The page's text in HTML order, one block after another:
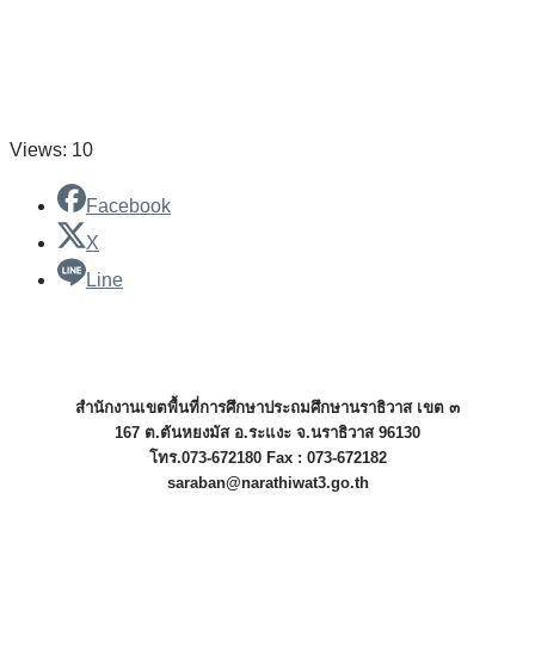
Views: 10
Facebook
X
Line
สำนักงานเขตพื้นที่การศึกษาประถมศึกษานราธิวาส เขต ๓
167 ต.ตันหยงมัส อ.ระแงะ จ.นราธิวาส 96130
โทร.073-672180 Fax : 073-672182
saraban@narathiwat3.go.th